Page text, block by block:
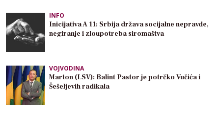
INFO
Inicijativa A 11: Srbija država socijalne nepravde,
negiranje i zloupotreba siromaštva
VOJVODINA
Marton (LSV): Balint Pastor je potrčko Vučića i
Šešeljevih radikala